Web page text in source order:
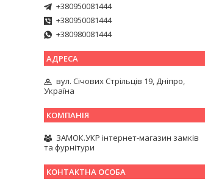
+380950081444
+380950081444
+380980081444
вул. Січових Стрільців 19, Дніпро,
Україна
ЗАМОК.УКР інтернет-магазин замків
та фурнітури